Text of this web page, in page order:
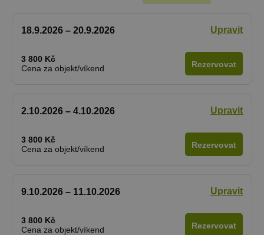
18.9.2026 – 20.9.2026 Upravit
3 800 Kč
Cena za objekt/víkend
Rezervovat
2.10.2026 – 4.10.2026 Upravit
3 800 Kč
Cena za objekt/víkend
Rezervovat
9.10.2026 – 11.10.2026 Upravit
3 800 Kč
Cena za objekt/víkend
Rezervovat